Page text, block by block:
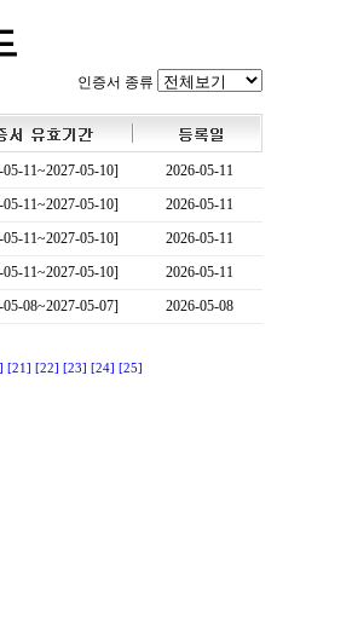
인증서 종류
05-11~2027-05-10]
2026-05-11
05-11~2027-05-10]
2026-05-11
05-11~2027-05-10]
2026-05-11
05-11~2027-05-10]
2026-05-11
05-08~2027-05-07] 2026-05-08
[21] [22] [23] [24] [25]